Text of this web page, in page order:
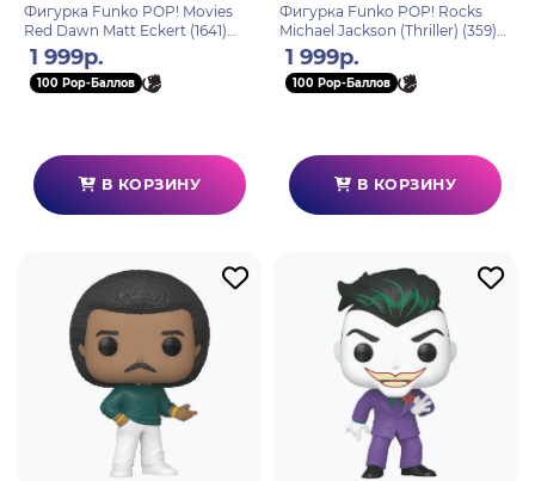
Фигурка Funko POP! Movies
Red Dawn Matt Eckert (1641)
81171
1 999р.
100 Pop-Баллов
В КОРЗИНУ
Фигурка Funko POP! Rocks
Michael Jackson (Thriller) (359)
72591
1 999р.
100 Pop-Баллов
В КОРЗИНУ